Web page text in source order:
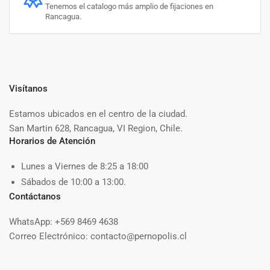
Tenemos el catalogo más amplio de fijaciones en
Rancagua.
Visítanos
Estamos ubicados en el centro de la ciudad.
San Martin 628, Rancagua, VI Region, Chile.
Horarios de Atención
Lunes a Viernes de 8:25 a 18:00
Sábados de 10:00 a 13:00.
Contáctanos
WhatsApp: +569 8469 4638
Correo Electrónico: contacto@pernopolis.cl